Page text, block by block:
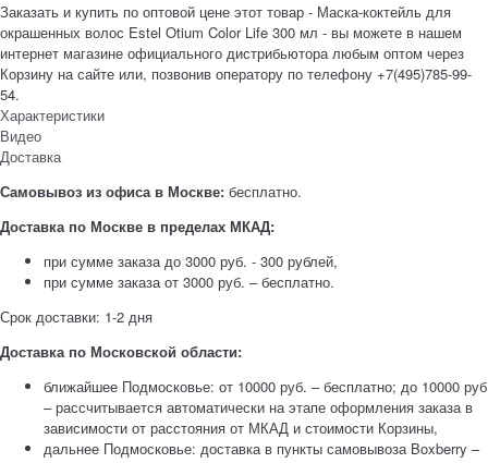
Заказать и купить по оптовой цене этот товар - Маска-коктейль для
окрашенных волос Estel Otium Color Life 300 мл - вы можете в нашем
интернет магазине официального дистрибьютора любым оптом через
Корзину на сайте или, позвонив оператору по телефону +7(495)785-99-
54.
Характеристики
Видео
Доставка
Самовывоз из офиса в Москве: бесплатно.
Доставка по Москве в пределах МКАД:
при сумме заказа до 3000 руб. - 300 рублей,
при сумме заказа от 3000 руб. – бесплатно.
Срок доставки: 1-2 дня
Доставка по Московской области:
ближайшее Подмосковье: от 10000 руб. – бесплатно; до 10000 руб
– рассчитывается автоматически на этапе оформления заказа в
зависимости от расстояния от МКАД и стоимости Корзины,
дальнее Подмосковье: доставка в пункты самовывоза Boxberry –